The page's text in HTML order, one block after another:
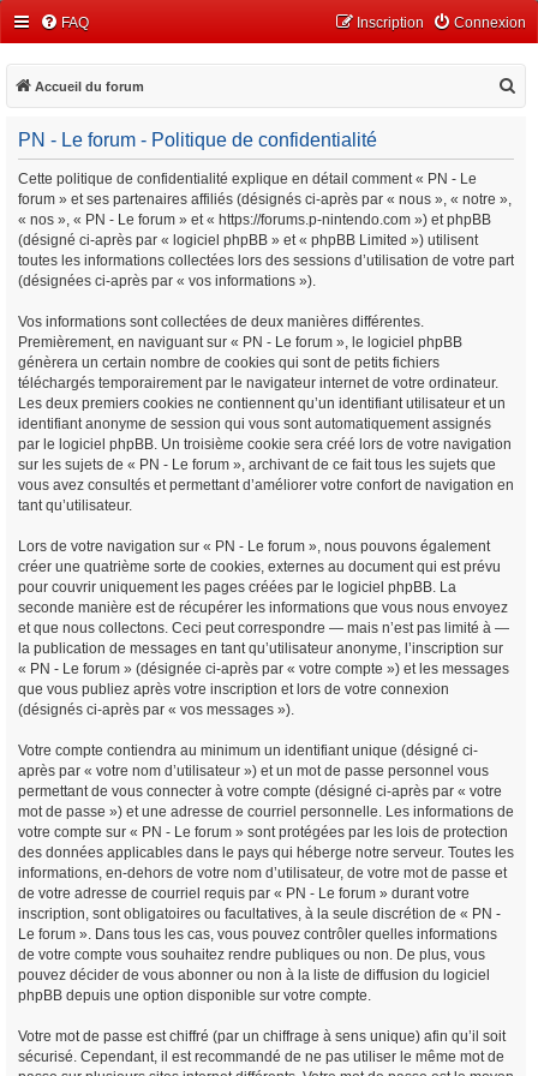
FAQ Connexion
Inscription
Accueil du forum
PN - Le forum - Politique de confidentialité
Cette politique de confidentialité explique en détail comment « PN - Le
forum » et ses partenaires affiliés (désignés ci-après par « nous », « notre »,
« nos », « PN - Le forum » et « https://forums.p-nintendo.com ») et phpBB
(désigné ci-après par « logiciel phpBB » et « phpBB Limited ») utilisent
toutes les informations collectées lors des sessions d’utilisation de votre part
(désignées ci-après par « vos informations »).
Vos informations sont collectées de deux manières différentes.
Premièrement, en naviguant sur « PN - Le forum », le logiciel phpBB
génèrera un certain nombre de cookies qui sont de petits fichiers
téléchargés temporairement par le navigateur internet de votre ordinateur.
Les deux premiers cookies ne contiennent qu’un identifiant utilisateur et un
identifiant anonyme de session qui vous sont automatiquement assignés
par le logiciel phpBB. Un troisième cookie sera créé lors de votre navigation
sur les sujets de « PN - Le forum », archivant de ce fait tous les sujets que
vous avez consultés et permettant d’améliorer votre confort de navigation en
tant qu’utilisateur.
Lors de votre navigation sur « PN - Le forum », nous pouvons également
créer une quatrième sorte de cookies, externes au document qui est prévu
pour couvrir uniquement les pages créées par le logiciel phpBB. La
seconde manière est de récupérer les informations que vous nous envoyez
et que nous collectons. Ceci peut correspondre — mais n’est pas limité à —
la publication de messages en tant qu’utilisateur anonyme, l’inscription sur
« PN - Le forum » (désignée ci-après par « votre compte ») et les messages
que vous publiez après votre inscription et lors de votre connexion
(désignés ci-après par « vos messages »).
Votre compte contiendra au minimum un identifiant unique (désigné ci-
après par « votre nom d’utilisateur ») et un mot de passe personnel vous
permettant de vous connecter à votre compte (désigné ci-après par « votre
mot de passe ») et une adresse de courriel personnelle. Les informations de
votre compte sur « PN - Le forum » sont protégées par les lois de protection
des données applicables dans le pays qui héberge notre serveur. Toutes les
informations, en-dehors de votre nom d’utilisateur, de votre mot de passe et
de votre adresse de courriel requis par « PN - Le forum » durant votre
inscription, sont obligatoires ou facultatives, à la seule discrétion de « PN -
Le forum ». Dans tous les cas, vous pouvez contrôler quelles informations
de votre compte vous souhaitez rendre publiques ou non. De plus, vous
pouvez décider de vous abonner ou non à la liste de diffusion du logiciel
phpBB depuis une option disponible sur votre compte.
Votre mot de passe est chiffré (par un chiffrage à sens unique) afin qu’il soit
sécurisé. Cependant, il est recommandé de ne pas utiliser le même mot de